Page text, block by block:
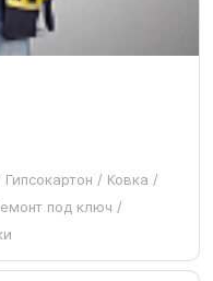
/ Ковка /
под ключ /